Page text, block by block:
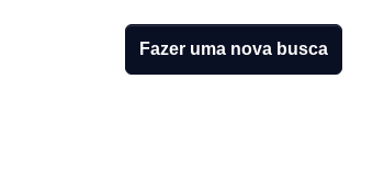
Fazer uma nova busca